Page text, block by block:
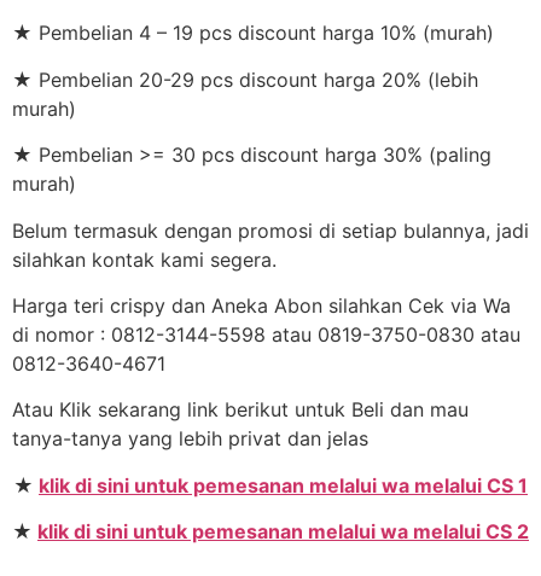
★ Pembelian 4 – 19 pcs discount harga 10% (murah)
★ Pembelian 20-29 pcs discount harga 20% (lebih
murah)
★ Pembelian >= 30 pcs discount harga 30% (paling
murah)
Belum termasuk dengan promosi di setiap bulannya, jadi
silahkan kontak kami segera.
Harga teri crispy dan Aneka Abon silahkan Cek via Wa
di nomor : 0812-3144-5598 atau 0819-3750-0830 atau
0812-3640-4671
Atau Klik sekarang link berikut untuk Beli dan mau
tanya-tanya yang lebih privat dan jelas
★ klik di sini untuk pemesanan melalui wa melalui CS 1
★ klik di sini untuk pemesanan melalui wa melalui CS 2